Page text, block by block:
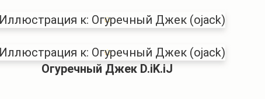
Огуречный Джек D.iK.iJ